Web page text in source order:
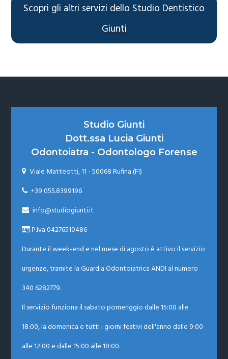
Scopri gli altri servizi dello Studio Dentistico
Giunti
Studio Giunti
Dott.ssa Lucia Giunti
Odontoiatra - Odontologo Forense
Viale Matteotti, 11 - 50068 Rufina (FI)
+39 055.8399196
info@studiogiunti.it
P.Iva 04276510486
Durante il week-end e nel mese di agosto è attivo il servizio
urgenze, tramite la Guardia Odontoiatrica ANDI al numero
340 6282779.
Il servizio funziona il sabato pomeriggio dalle 15:00 alle
18:00, la domenica e tutti i giorni festivi dell'anno dalle 9:00
alle 12:00 e dalle 15:00 alle 18:00.